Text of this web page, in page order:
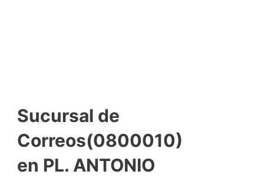
Sucursal de
Correos(0800010)
en PL. ANTONIO